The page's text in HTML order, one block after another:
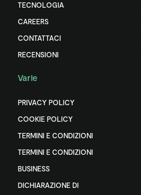
TECNOLOGIA
CAREERS
CONTATTACI
RECENSIONI
Varie
PRIVACY POLICY
COOKIE POLICY
TERMINI E CONDIZIONI
TERMINI E CONDIZIONI
BUSINESS
DICHIARAZIONE DI